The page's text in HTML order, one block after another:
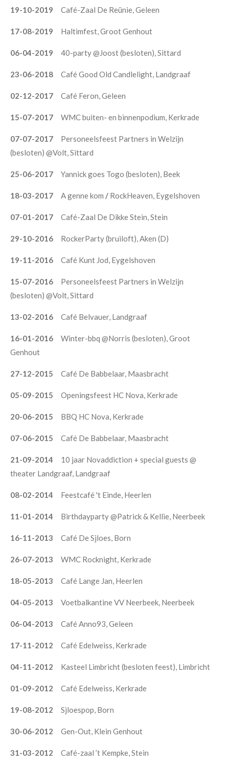
19-10-2019 Café-Zaal De Reünie, Geleen
17-08-2019 Haltimfest, Groot Genhout
06-04-2019 40-party @Joost (besloten), Sittard
23-06-2018 Café Good Old Candlelight, Landgraaf
02-12-2017 Café Feron, Geleen
15-07-2017 WMC buiten- en binnenpodium, Kerkrade
07-07-2017 Personeelsfeest Partners in Welzijn
(besloten) @Volt, Sittard
25-06-2017 Yannick goes Togo (besloten), Beek
18-03-2017 A genne kom / RockHeaven, Eygelshoven
07-01-2017 Café-Zaal De Dikke Stein, Stein
29-10-2016 RockerParty (bruiloft), Aken (D)
19-11-2016 Café Kunt Jod, Eygelshoven
15-07-2016 Personeelsfeest Partners in Welzijn
(besloten) @Volt, Sittard
13-02-2016 Café Belvauer, Landgraaf
16-01-2016
Winter-bbq @Norris (besloten), Groot
Genhout
27-12-2015 Café De Babbelaar, Maasbracht
05-09-2015 Openingsfeest HC Nova, Kerkrade
20-06-2015 BBQ HC Nova, Kerkrade
07-06-2015 Café De Babbelaar, Maasbracht
21-09-2014 10 jaar Novaddiction + special guests @
theater Landgraaf, Landgraaf
08-02-2014 Feestcafé 't Einde, Heerlen
11-01-2014 Birthdayparty @Patrick & Kellie, Neerbeek
16-11-2013 Café De Sjloes, Born
26-07-2013 WMC Rocknight, Kerkrade
18-05-2013 Café Lange Jan, Heerlen
04-05-2013 Voetbalkantine VV Neerbeek, Neerbeek
06-04-2013 Café Anno93, Geleen
17-11-2012 Café Edelweiss, Kerkrade
04-11-2012 Kasteel Limbricht (besloten feest), Limbricht
01-09-2012 Café Edelweiss, Kerkrade
19-08-2012 Sjloespop, Born
30-06-2012 Gen-Out, Klein Genhout
31-03-2012 Café-zaal ’t Kempke, Stein